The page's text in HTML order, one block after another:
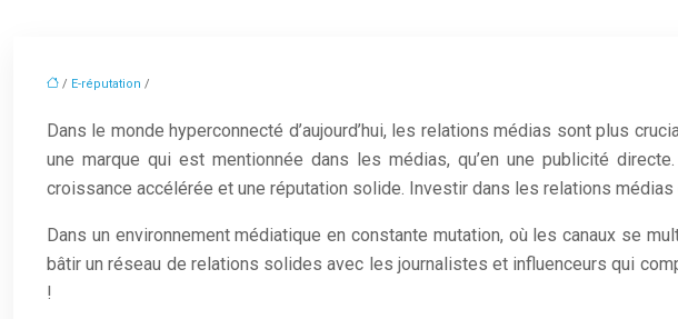
/ E-réputation /
Dans le monde hyperconnecté d’aujourd’hui, les relations médias sont plus
une marque qui est mentionnée dans les médias, qu’en une publicité
croissance accélérée et une réputation solide. Investir dans les relations
Dans un environnement médiatique en constante mutation, où les canaux se
bâtir un réseau de relations solides avec les journalistes et influenceurs qui
!